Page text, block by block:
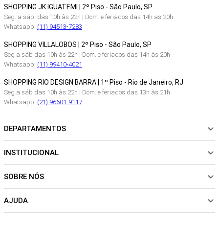
SHOPPING JK IGUATEMI | 2º Piso - São Paulo, SP
Seg. a sáb. das 10h às 22h | Dom. e feriados das 14h as 20h
Whatsapp: (11) 94513-7283
SHOPPING VILLALOBOS | 2º Piso - São Paulo, SP
Seg a sáb das 10h às 22h | Dom. e feriados das 14h às 20h
Whatsapp: (11) 99410-4021
SHOPPING RIO DESIGN BARRA | 1º Piso - Rio de Janeiro, RJ
Seg a sáb das 10h às 22h | Dom. e feriados das 13h às 21h
Whatsapp: (21) 96601-9117
DEPARTAMENTOS
NOVIDADES
CALÇADOS
INSTITUCIONAL
Sobre Nós
Sustentabilidade
SOBRE NÓS
Política de pagamento
AJUDA